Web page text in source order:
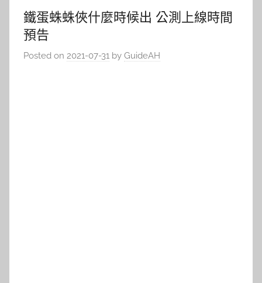
鐵蛋蛛蛛俠什麼時候出 公測上線時間
預告
Posted on 2021-07-31 by GuideAH